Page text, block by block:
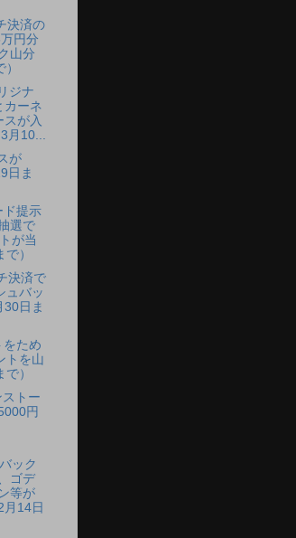
決済の
円分
山分
ジナ
カーネ
スが入
月10...
が
日ま
ド提示
選で
が当
）
決済で
ュバッ
30日ま
をため
トを山
）
トー
円
ック
ゴデ
等が
14日